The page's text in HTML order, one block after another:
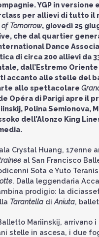
YGP in
per allievi di tutto il
Tomorrow, giovedì 25
che dal quartier
Dance
di circa 200 allievi da
dall’Estremo
accanto alle stelle del
allo spettacolare
Opéra di Parigi apre il
Polina
dell’Alonzo King
Crystal Huang,
al San Francisco
Sota e Yuto
. Dalla leggendaria
prodigio: la
Tarantella di Aniuta,
Mariinskij, arrivano
stelle in ascesa, i due